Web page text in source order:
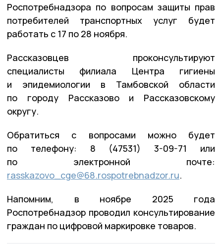
Роспотребнадзора по вопросам защиты прав
потребителей транспортных услуг будет
работать с 17 по 28 ноября.
Рассказовцев проконсультируют
специалисты филиала Центра гигиены
и эпидемиологии в Тамбовской области
по городу Рассказово и Рассказовскому
округу.
Обратиться с вопросами можно будет
по телефону: 8 (47531) 3-09-71 или
по электронной почте:
rasskazovo_cge@68.rospotrebnadzor.ru.
Напомним, в ноябре 2025 года
Роспотребнадзор проводил консультирование
граждан по цифровой маркировке товаров.